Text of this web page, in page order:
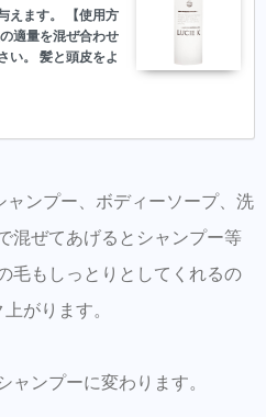
えます。 【使用方
適量を混ぜ合わせ
い。 髪と頭皮をよ
品をシャンプーの
ンプー、ボディーソープ、洗
混ぜてあげるとシャンプー等
毛もしっとりとしてくれるの
がります。
ャンプーに変わります。